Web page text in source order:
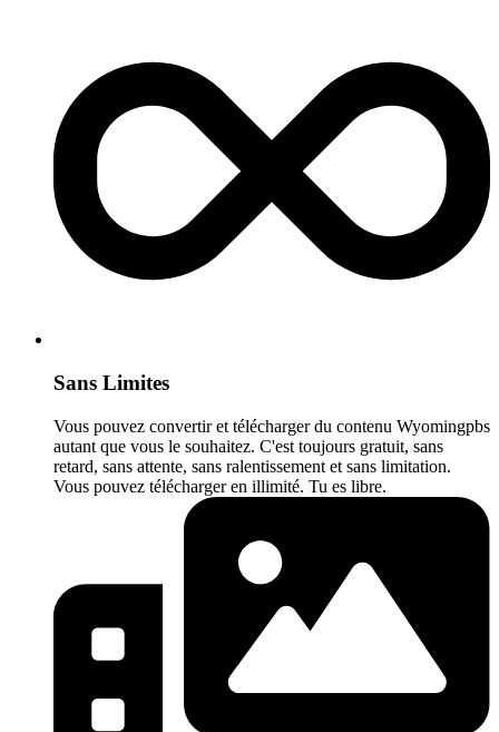
Sans Limites
Vous pouvez convertir et télécharger du contenu Wyomingpbs
autant que vous le souhaitez. C'est toujours gratuit, sans
retard, sans attente, sans ralentissement et sans limitation.
Vous pouvez télécharger en illimité. Tu es libre.